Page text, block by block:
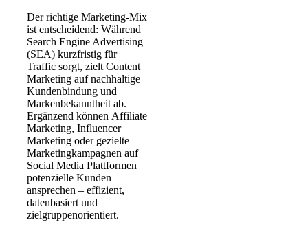
Der richtige Marketing-Mix
ist entscheidend: Während
Search Engine Advertising
(SEA) kurzfristig für
Traffic sorgt, zielt Content
Marketing auf nachhaltige
Kundenbindung und
Markenbekanntheit ab.
Ergänzend können Affiliate
Marketing, Influencer
Marketing oder gezielte
Marketingkampagnen auf
Social Media Plattformen
potenzielle Kunden
ansprechen – effizient,
datenbasiert und
zielgruppenorientiert.